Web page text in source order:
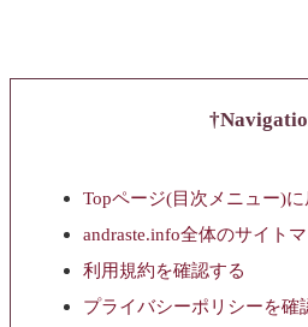
Topページ(目次メニュー)に
andraste.info全体のサイト
利用規約を確認する
プライバシーポリシーを確